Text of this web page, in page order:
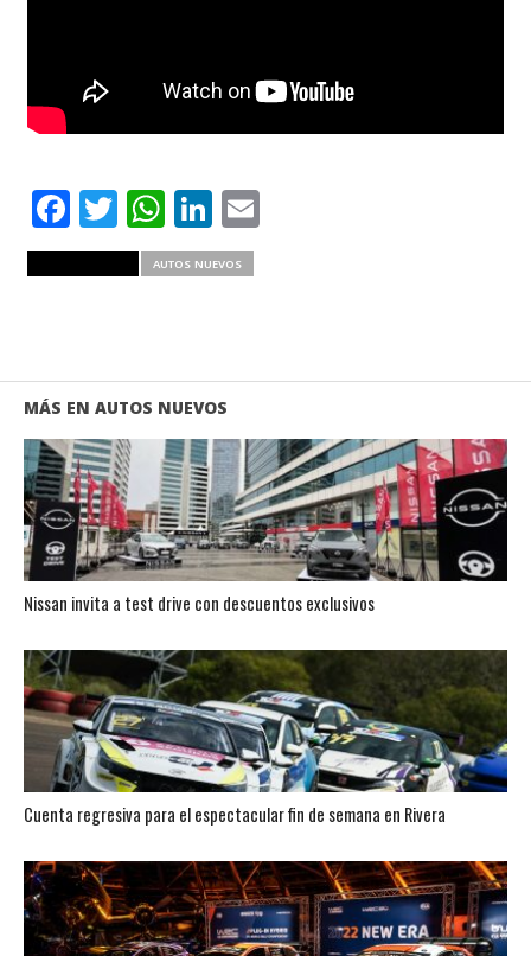
Facebook
Twitter
WhatsApp
LinkedIn
Email
AUTOS NUEVOS
MÁS EN AUTOS NUEVOS
Nissan invita a test drive con descuentos exclusivos
Cuenta regresiva para el espectacular fin de semana en Rivera